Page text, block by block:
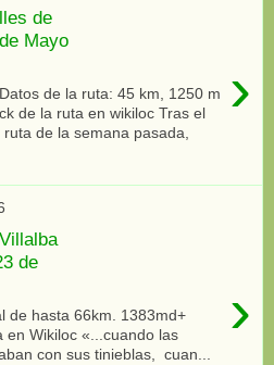
de
Mayo
›
de la ruta: 45 km, 1250 m
de la ruta en wikiloc Tras el
de la semana pasada,
de
›
de hasta 66km. 1383md+
en Wikiloc «...cuando las
con sus tinieblas, cuan...